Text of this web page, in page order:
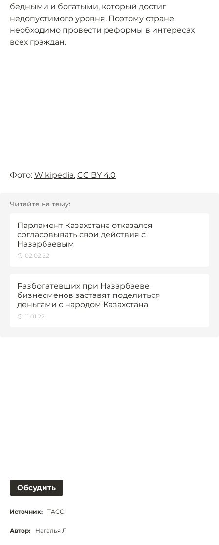
бедными и богатыми, который достиг
недопустимого уровня. Поэтому стране
необходимо провести реформы в интересах
всех граждан.
Фото: Wikipedia, CC BY 4.0
Читайте на тему:
Парламент Казахстана отказался
согласовывать свои действия с
Назарбаевым
02.02.22
Разбогатевших при Назарбаеве
бизнесменов заставят поделиться
деньгами с народом Казахстана
11.01.22
Обсудить
Источник: ТАСС
Автор: Наталья Л